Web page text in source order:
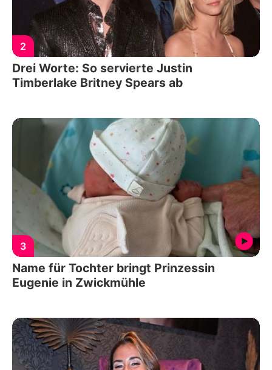
2
Drei Worte: So servierte Justin
Timberlake Britney Spears ab
3
Name für Tochter bringt Prinzessin
Eugenie in Zwickmühle